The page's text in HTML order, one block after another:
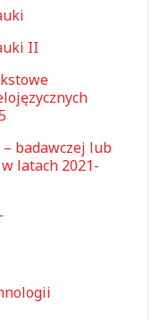
II
badawczej lub
latach 2021-